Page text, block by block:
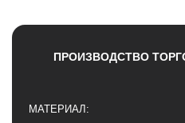
ПРОИЗВОДСТВО
МАТЕРИАЛ: